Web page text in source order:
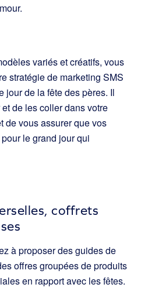
variés et créatifs, vous
stratégie de marketing SMS
jour de la fête des pères. Il
de les coller dans votre
de vous assurer que vos
le grand jour qui
coffrets
à proposer des guides de
offres groupées de produits
en rapport avec les fêtes.